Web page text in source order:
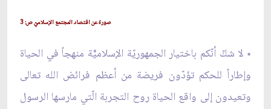
صورة عن اقتصاد المجتمع الإسلاميّ ص: 3
٭ لا شكّ أنّكم باختيار الجمهوريّة الإسلاميّّة منهجاً في الحياة
وإطاراً للحكم تؤدّون فريضة من أعظم فرائض الله تعالى
وتعيدون إلى واقع الحياة روح التجربة الّتي مارسها الرسول